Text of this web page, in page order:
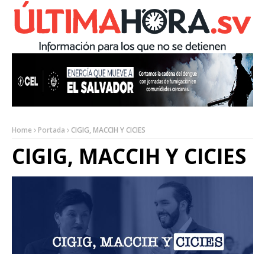
Home Portada CIGIG, MACCIH Y CICIES
CIGIG, MACCIH Y CICIES